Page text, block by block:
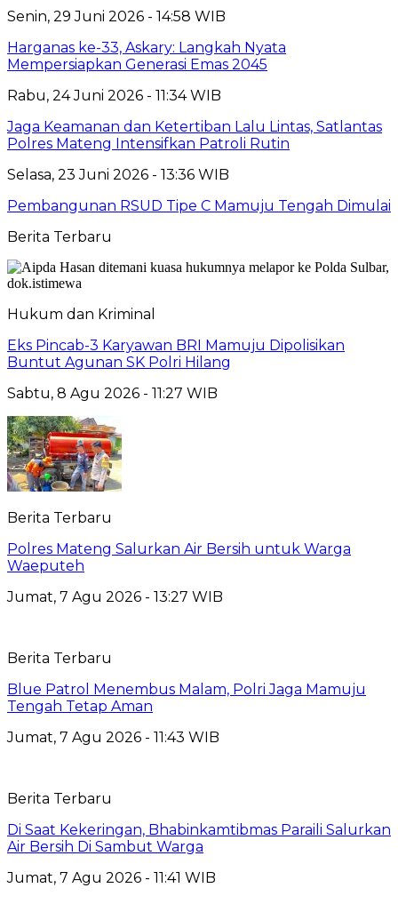
Senin, 29 Juni 2026 - 14:58 WIB
Harganas ke-33, Askary: Langkah Nyata
Mempersiapkan Generasi Emas 2045
Rabu, 24 Juni 2026 - 11:34 WIB
Jaga Keamanan dan Ketertiban Lalu Lintas, Satlantas
Polres Mateng Intensifkan Patroli Rutin
Selasa, 23 Juni 2026 - 13:36 WIB
Pembangunan RSUD Tipe C Mamuju Tengah Dimulai
Berita Terbaru
Hukum dan Kriminal
Eks Pincab-3 Karyawan BRI Mamuju Dipolisikan
Buntut Agunan SK Polri Hilang
Sabtu, 8 Agu 2026 - 11:27 WIB
Berita Terbaru
Polres Mateng Salurkan Air Bersih untuk Warga
Waeputeh
Jumat, 7 Agu 2026 - 13:27 WIB
Berita Terbaru
Blue Patrol Menembus Malam, Polri Jaga Mamuju
Tengah Tetap Aman
Jumat, 7 Agu 2026 - 11:43 WIB
Berita Terbaru
Di Saat Kekeringan, Bhabinkamtibmas Paraili Salurkan
Air Bersih Di Sambut Warga
Jumat, 7 Agu 2026 - 11:41 WIB